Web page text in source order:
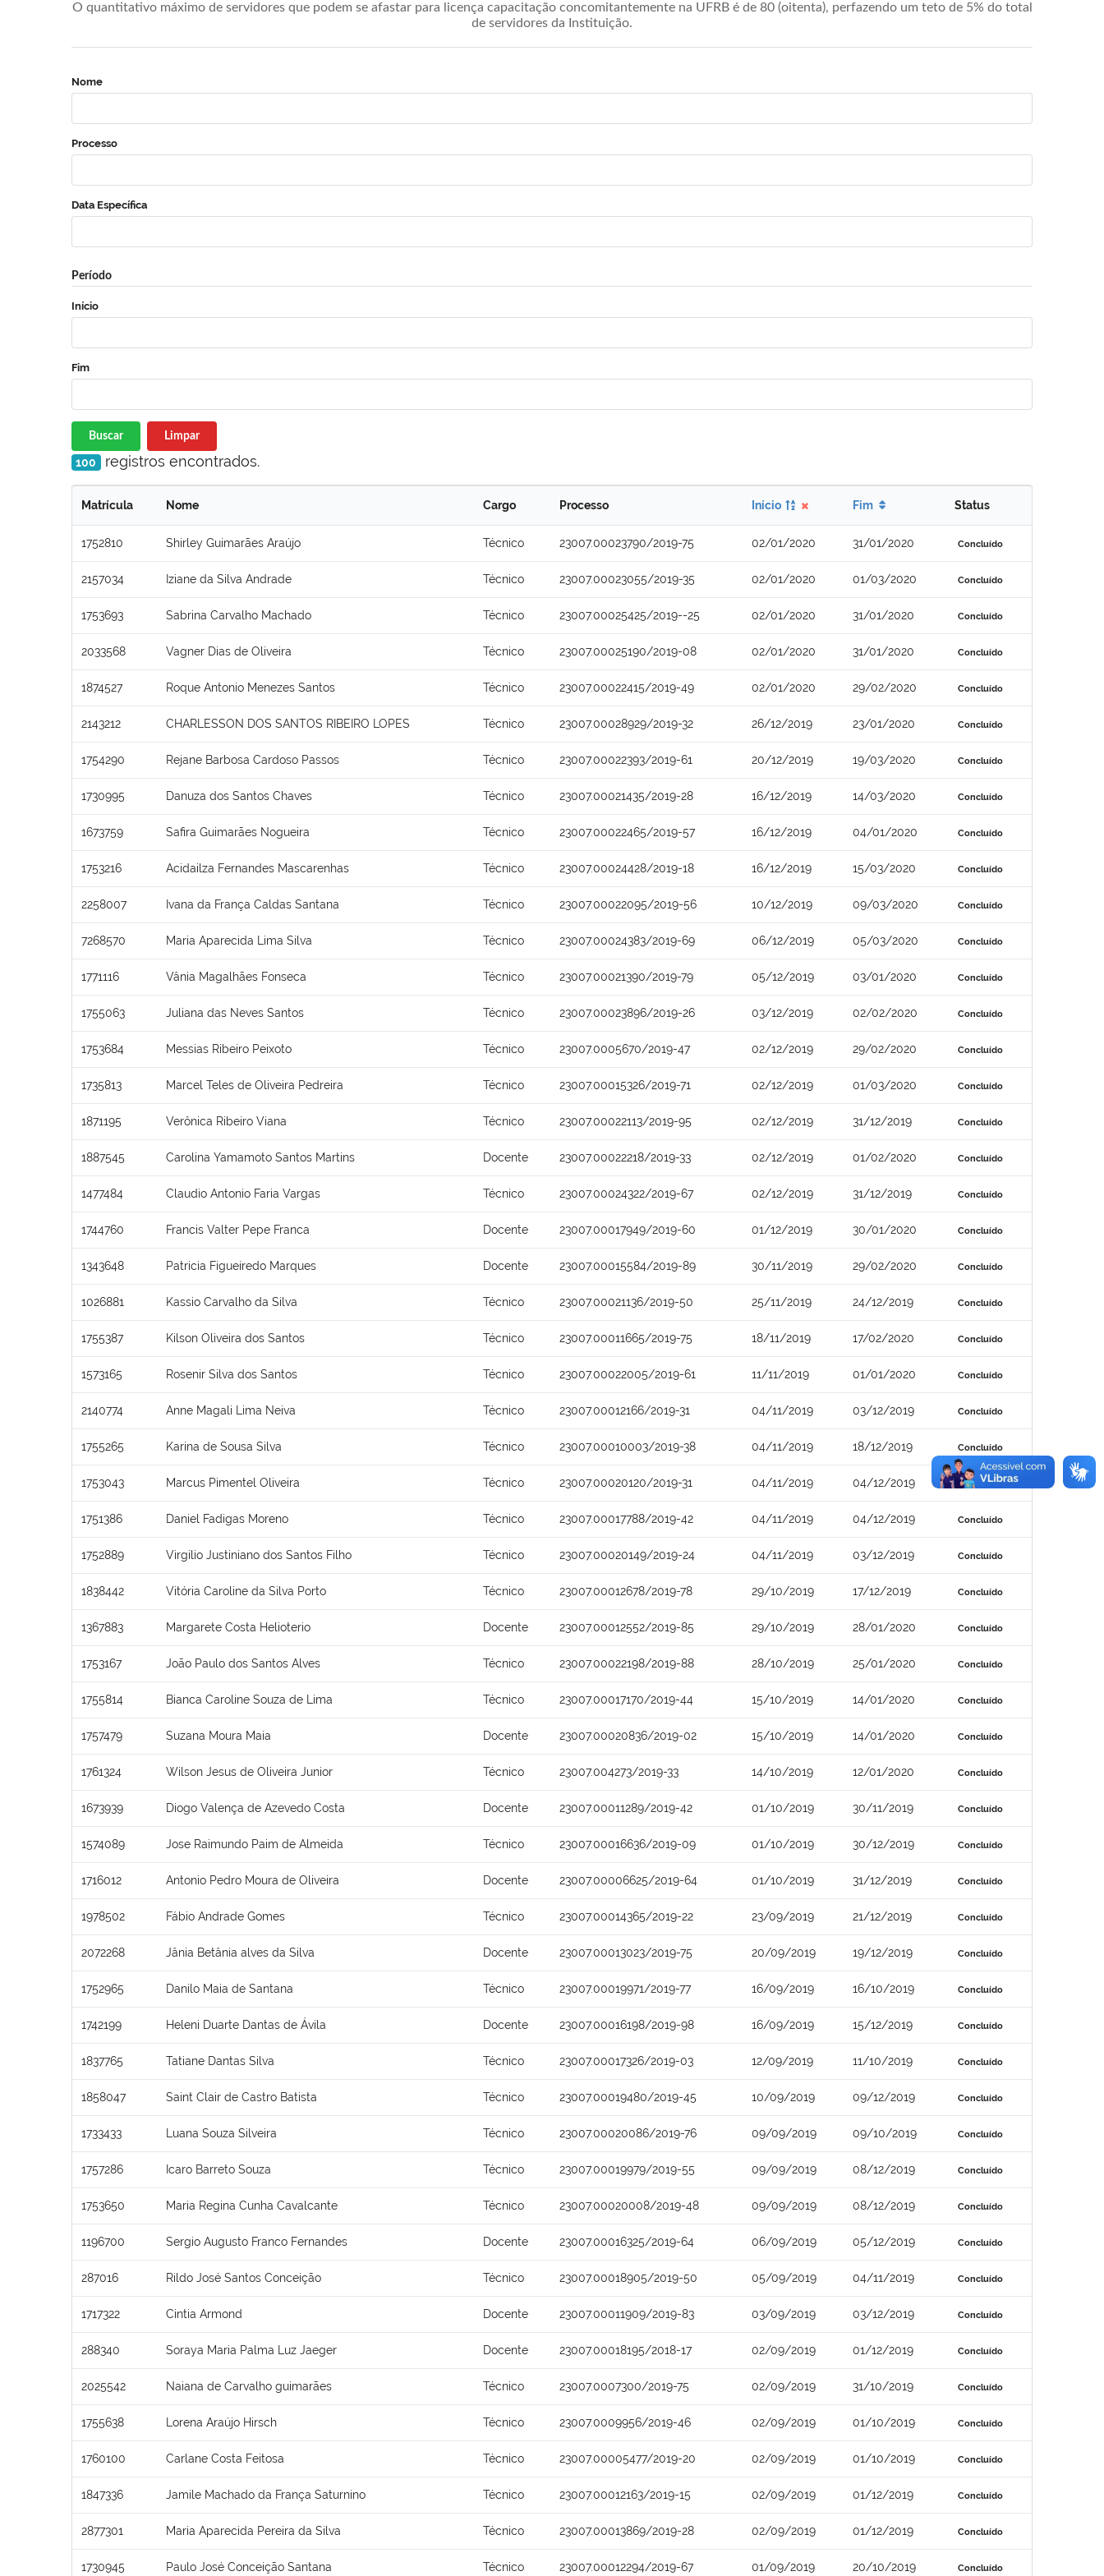
O quantitativo máximo de servidores que podem se afastar para licença capacitação concomitantemente na UFRB é de 80 (oitenta), perfazendo um teto de 5% do total
de servidores da Instituição.
Nome
Processo
Data Específica
Período
Início
Fim
Buscar Limpar
100 registros encontrados.
Matrícula Nome Cargo Processo Início Fim Status
1752810 Shirley Guimarães Araújo Técnico 23007.00023790/2019-75 02/01/2020 31/01/2020 Concluído
2157034 Iziane da Silva Andrade Técnico 23007.00023055/2019-35 02/01/2020 01/03/2020 Concluído
1753693 Sabrina Carvalho Machado Técnico 23007.00025425/2019--25 02/01/2020 31/01/2020 Concluído
2033568 Vagner Dias de Oliveira Técnico 23007.00025190/2019-08 02/01/2020 31/01/2020 Concluído
1874527 Roque Antonio Menezes Santos Técnico 23007.00022415/2019-49 02/01/2020 29/02/2020 Concluído
2143212 CHARLESSON DOS SANTOS RIBEIRO LOPES Técnico 23007.00028929/2019-32 26/12/2019 23/01/2020 Concluído
1754290 Rejane Barbosa Cardoso Passos Técnico 23007.00022393/2019-61 20/12/2019 19/03/2020 Concluído
1730995 Danuza dos Santos Chaves Técnico 23007.00021435/2019-28 16/12/2019 14/03/2020 Concluído
1673759 Safira Guimarães Nogueira Técnico 23007.00022465/2019-57 16/12/2019 04/01/2020 Concluído
1753216 Acidailza Fernandes Mascarenhas Técnico 23007.00024428/2019-18 16/12/2019 15/03/2020 Concluído
2258007 Ivana da França Caldas Santana Técnico 23007.00022095/2019-56 10/12/2019 09/03/2020 Concluído
7268570 Maria Aparecida Lima Silva Técnico 23007.00024383/2019-69 06/12/2019 05/03/2020 Concluído
1771116 Vânia Magalhães Fonseca Técnico 23007.00021390/2019-79 05/12/2019 03/01/2020 Concluído
1755063 Juliana das Neves Santos Técnico 23007.00023896/2019-26 03/12/2019 02/02/2020 Concluído
1753684 Messias Ribeiro Peixoto Técnico 23007.0005670/2019-47 02/12/2019 29/02/2020 Concluído
1735813 Marcel Teles de Oliveira Pedreira Técnico 23007.00015326/2019-71 02/12/2019 01/03/2020 Concluído
1871195 Verônica Ribeiro Viana Técnico 23007.00022113/2019-95 02/12/2019 31/12/2019 Concluído
1887545 Carolina Yamamoto Santos Martins Docente 23007.00022218/2019-33 02/12/2019 01/02/2020 Concluído
1477484 Claudio Antonio Faria Vargas Técnico 23007.00024322/2019-67 02/12/2019 31/12/2019 Concluído
1744760 Francis Valter Pepe Franca Docente 23007.00017949/2019-60 01/12/2019 30/01/2020 Concluído
1343648 Patricia Figueiredo Marques Docente 23007.00015584/2019-89 30/11/2019 29/02/2020 Concluído
1026881 Kassio Carvalho da Silva Técnico 23007.00021136/2019-50 25/11/2019 24/12/2019 Concluído
1755387 Kilson Oliveira dos Santos Técnico 23007.00011665/2019-75 18/11/2019 17/02/2020 Concluído
1573165 Rosenir Silva dos Santos Técnico 23007.00022005/2019-61 11/11/2019 01/01/2020 Concluído
2140774 Anne Magali Lima Neiva Técnico 23007.00012166/2019-31 04/11/2019 03/12/2019 Concluído
1755265 Karina de Sousa Silva Técnico 23007.00010003/2019-38 04/11/2019 18/12/2019 Concluído
1753043 Marcus Pimentel Oliveira Técnico 23007.00020120/2019-31 04/11/2019 04/12/2019 Concluído
1751386 Daniel Fadigas Moreno Técnico 23007.00017788/2019-42 04/11/2019 04/12/2019 Concluído
1752889 Virgilio Justiniano dos Santos Filho Técnico 23007.00020149/2019-24 04/11/2019 03/12/2019 Concluído
1838442 Vitória Caroline da Silva Porto Técnico 23007.00012678/2019-78 29/10/2019 17/12/2019 Concluído
1367883 Margarete Costa Helioterio Docente 23007.00012552/2019-85 29/10/2019 28/01/2020 Concluído
1753167 João Paulo dos Santos Alves Técnico 23007.00022198/2019-88 28/10/2019 25/01/2020 Concluído
1755814 Bianca Caroline Souza de Lima Técnico 23007.00017170/2019-44 15/10/2019 14/01/2020 Concluído
1757479 Suzana Moura Maia Docente 23007.00020836/2019-02 15/10/2019 14/01/2020 Concluído
1761324 Wilson Jesus de Oliveira Junior Técnico 23007.004273/2019-33 14/10/2019 12/01/2020 Concluído
1673939 Diogo Valença de Azevedo Costa Docente 23007.00011289/2019-42 01/10/2019 30/11/2019 Concluído
1574089 Jose Raimundo Paim de Almeida Técnico 23007.00016636/2019-09 01/10/2019 30/12/2019 Concluído
1716012 Antonio Pedro Moura de Oliveira Docente 23007.00006625/2019-64 01/10/2019 31/12/2019 Concluído
1978502 Fábio Andrade Gomes Técnico 23007.00014365/2019-22 23/09/2019 21/12/2019 Concluído
2072268 Jânia Betânia alves da Silva Docente 23007.00013023/2019-75 20/09/2019 19/12/2019 Concluído
1752965 Danilo Maia de Santana Técnico 23007.00019971/2019-77 16/09/2019 16/10/2019 Concluído
1742199 Heleni Duarte Dantas de Ávila Docente 23007.00016198/2019-98 16/09/2019 15/12/2019 Concluído
1837765 Tatiane Dantas Silva Técnico 23007.00017326/2019-03 12/09/2019 11/10/2019 Concluído
1858047 Saint Clair de Castro Batista Técnico 23007.00019480/2019-45 10/09/2019 09/12/2019 Concluído
1733433 Luana Souza Silveira Técnico 23007.00020086/2019-76 09/09/2019 09/10/2019 Concluído
1757286 Icaro Barreto Souza Técnico 23007.00019979/2019-55 09/09/2019 08/12/2019 Concluído
1753650 Maria Regina Cunha Cavalcante Técnico 23007.00020008/2019-48 09/09/2019 08/12/2019 Concluído
1196700 Sergio Augusto Franco Fernandes Docente 23007.00016325/2019-64 06/09/2019 05/12/2019 Concluído
287016 Rildo José Santos Conceição Técnico 23007.00018905/2019-50 05/09/2019 04/11/2019 Concluído
1717322 Cintia Armond Docente 23007.00011909/2019-83 03/09/2019 03/12/2019 Concluído
288340 Soraya Maria Palma Luz Jaeger Docente 23007.00018195/2018-17 02/09/2019 01/12/2019 Concluído
2025542 Naiana de Carvalho guimarães Técnico 23007.0007300/2019-75 02/09/2019 31/10/2019 Concluído
1755638 Lorena Araújo Hirsch Técnico 23007.0009956/2019-46 02/09/2019 01/10/2019 Concluído
1760100 Carlane Costa Feitosa Técnico 23007.00005477/2019-20 02/09/2019 01/10/2019 Concluído
1847336 Jamile Machado da França Saturnino Técnico 23007.00012163/2019-15 02/09/2019 01/12/2019 Concluído
2877301 Maria Aparecida Pereira da Silva Técnico 23007.00013869/2019-28 02/09/2019 01/12/2019 Concluído
1730945 Paulo José Conceição Santana Técnico 23007.00012294/2019-67 01/09/2019 20/10/2019 Concluído